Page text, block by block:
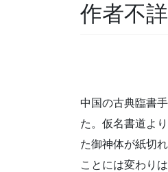
作者不詳
中国の古典臨書
た。仮名書道よ
た御神体が紙切
ことには変わり